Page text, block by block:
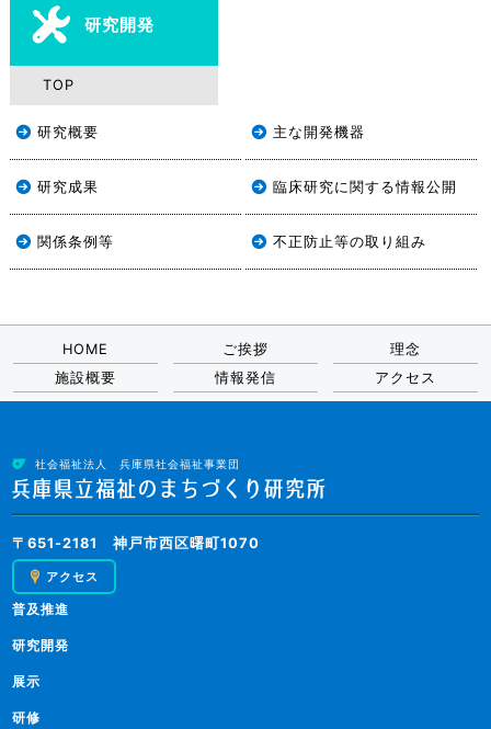
研究開発
TOP
研究概要 主な開発機器
研究成果 臨床研究に関する情報公開
関係条例等 不正防止等の取り組み
HOME ご挨拶
理念
施設概要
情報発信 アクセス
社会福祉法人 兵庫県社会福祉事業団
〒651-2181 神戸市西区曙町1070
アクセス
普及推進
研究開発
展示
研修